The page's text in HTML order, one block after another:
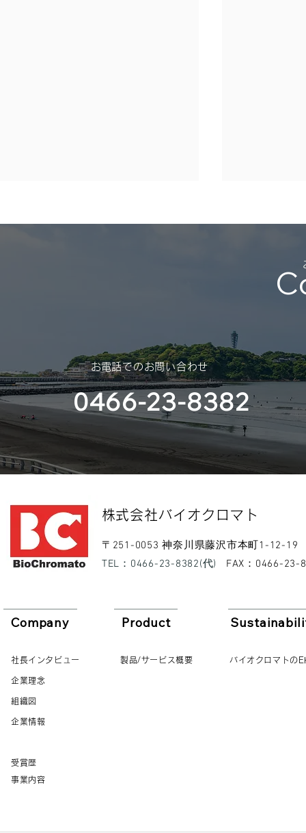
（神奈川大
部様）
​お電話でのお問い合わせ
0466-23-8382
​株式会社バイオクロマト​
​〒251-0053 神奈川県藤沢市本町1-12-19
​TEL：0466-23-8382(代)
​FAX：0466-23-
Company
社長インタビュー
企業理念
組織図
企業情報
受賞歴
Product
製品/サービス概要
事業内容
バイオクロマトの